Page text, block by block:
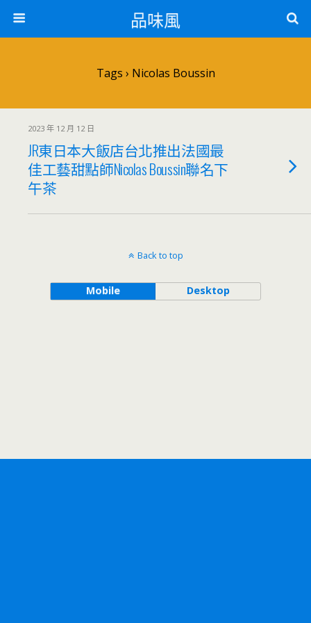
品味風
Tags › Nicolas Boussin
2023 年 12 月 12 日
JR東日本大飯店台北推出法國最
佳工藝甜點師Nicolas Boussin聯名下
午茶
Back to top
Mobile Desktop